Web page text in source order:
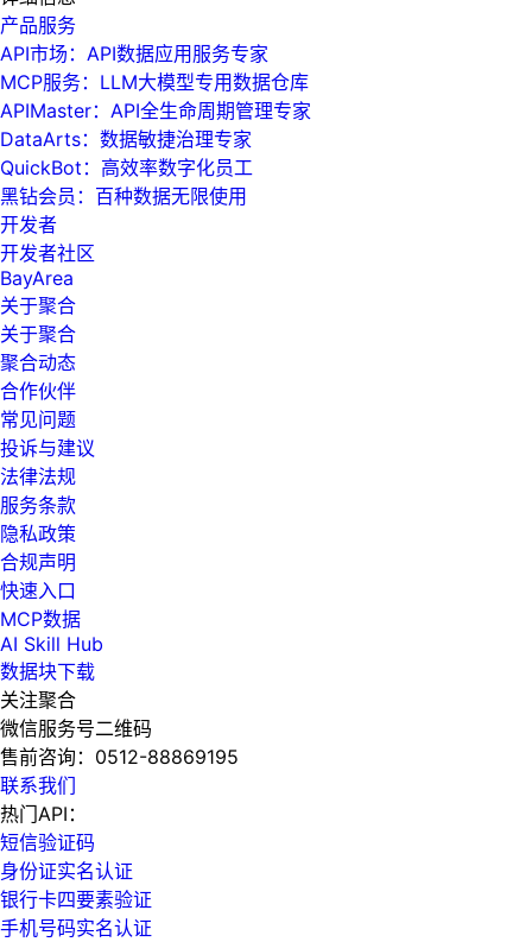
产品服务
API市场：API数据应用服务专家
MCP服务：LLM大模型专用数据仓库
APIMaster：API全生命周期管理专家
DataArts：数据敏捷治理专家
QuickBot：高效率数字化员工
黑钻会员：百种数据无限使用
开发者
开发者社区
BayArea
关于聚合
关于聚合
聚合动态
合作伙伴
常见问题
投诉与建议
法律法规
服务条款
隐私政策
合规声明
快速入口
MCP数据
AI Skill Hub
数据块下载
关注聚合
微信服务号二维码
售前咨询： 0512-88869195
联系我们
热门API：
短信验证码
身份证实名认证
银行卡四要素验证
手机号码实名认证